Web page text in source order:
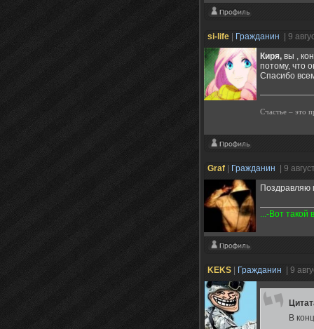
si-life Гражданин
| 9
Киря, вы ,
потому, что
Спасибо
Счастье – это
Graf Гражданин
| 9
Поздравляю
...-Вот такой
KEKS Гражданин | 9
В